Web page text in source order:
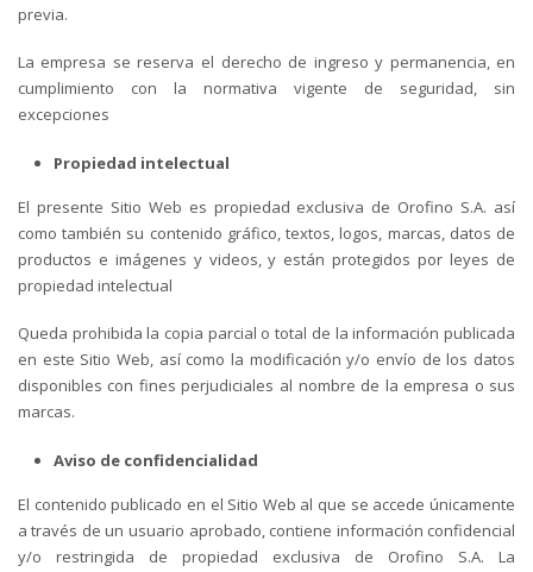
previa.
La empresa se reserva el derecho de ingreso y permanencia, en
cumplimiento con la normativa vigente de seguridad, sin
excepciones
Propiedad intelectual
El presente Sitio Web es propiedad exclusiva de Orofino S.A. así
como también su contenido gráfico, textos, logos, marcas, datos de
productos e imágenes y videos, y están protegidos por leyes de
propiedad intelectual
Queda prohibida la copia parcial o total de la información publicada
en este Sitio Web, así como la modificación y/o envío de los datos
disponibles con fines perjudiciales al nombre de la empresa o sus
marcas.
Aviso de confidencialidad
El contenido publicado en el Sitio Web al que se accede únicamente
a través de un usuario aprobado, contiene información confidencial
y/o restringida de propiedad exclusiva de Orofino S.A. La